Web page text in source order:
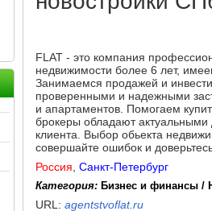
FLAT - это компания
недвижимости более 6 лет,
Занимаемся продажей и
проверенными и надежными
и апартаментов. Помогаем
брокеры обладают
клиента. Выбор обьекта
совершайте ошибок и
Россия Санкт-Петербург
Категория: Бизнес и финансы /
URL: agentstvoflat.ru